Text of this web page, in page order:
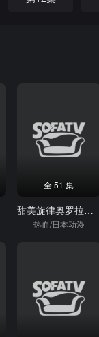
全 51 集
甜美旋律奥罗拉之梦
热血/日本动漫